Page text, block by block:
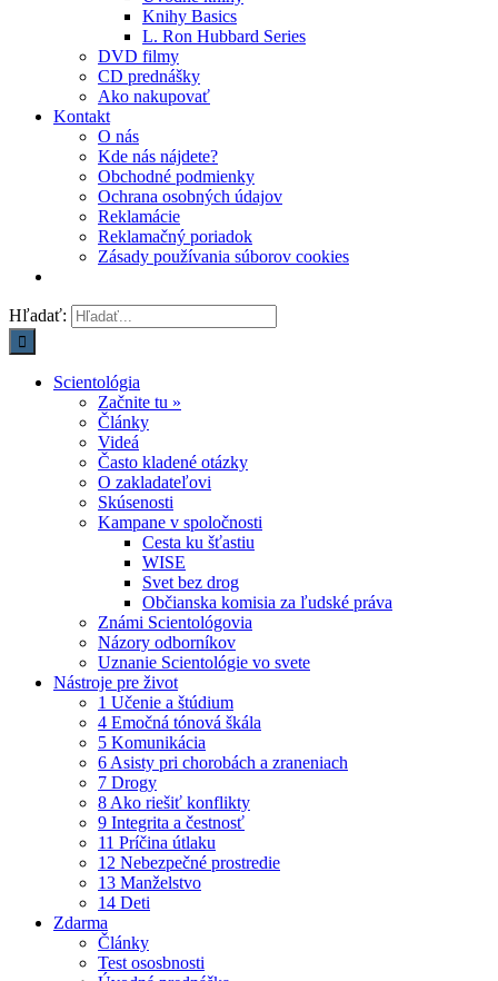
Knihy Basics
L. Ron Hubbard Series
DVD filmy
CD prednášky
Ako nakupovať
Kontakt
O nás
Kde nás nájdete?
Obchodné podmienky
Ochrana osobných údajov
Reklamácie
Reklamačný poriadok
Zásady používania súborov cookies
Hľadať:
Scientológia
Začnite tu »
Články
Videá
Často kladené otázky
O zakladateľovi
Skúsenosti
Kampane v spoločnosti
Cesta ku šťastiu
WISE
Svet bez drog
Občianska komisia za ľudské práva
Známi Scientológovia
Názory odborníkov
Uznanie Scientológie vo svete
Nástroje pre život
1 Učenie a štúdium
4 Emočná tónová škála
5 Komunikácia
6 Asisty pri chorobách a zraneniach
7 Drogy
8 Ako riešiť konflikty
9 Integrita a čestnosť
11 Príčina útlaku
12 Nebezpečné prostredie
13 Manželstvo
14 Deti
Zdarma
Články
Test ososbnosti